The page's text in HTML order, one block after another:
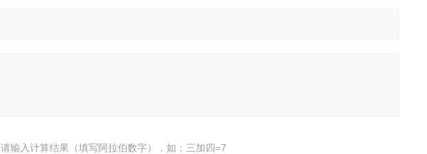
请输入计算结果（填写阿拉伯数字），如：三加四=7